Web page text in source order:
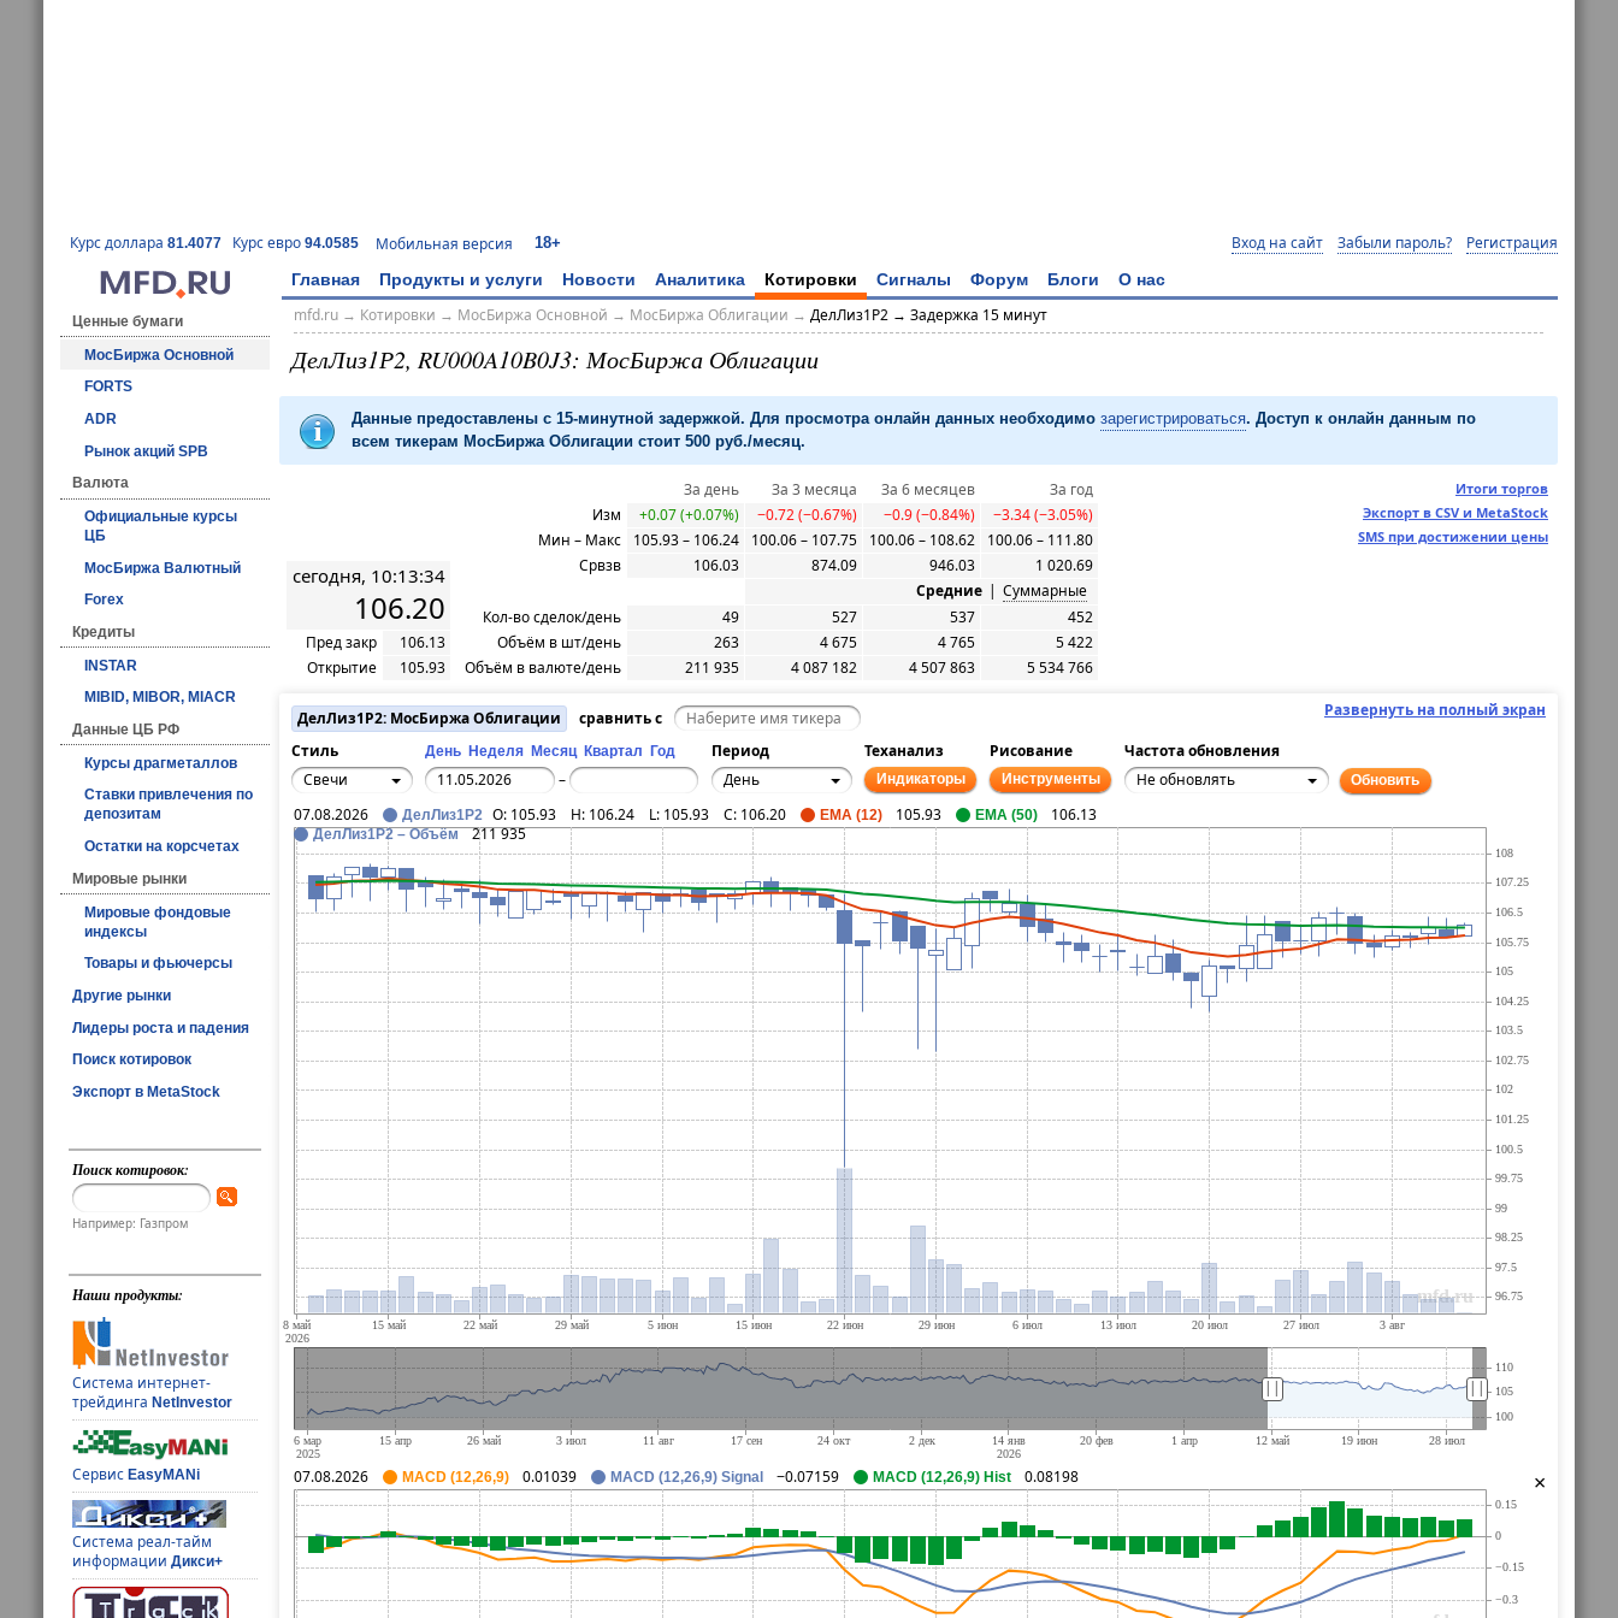
Курс доллара 81.4077 Курс евро 94.0585 Мобильная версия 18+ Вход на сайт Забыли пароль? Регистрация
Главная Продукты и услуги Новости Аналитика Котировки Сигналы Форум Блоги О нас
Ценные бумаги
МосБиржа Основной
FORTS
ADR
Рынок акций SPB
Валюта
Официальные курсы
ЦБ
МосБиржа Валютный
Forex
Кредиты
INSTAR
MIBID, MIBOR, MIACR
Данные ЦБ РФ
Курсы драгметаллов
Ставки привлечения по
депозитам
Остатки на корсчетах
Мировые рынки
Мировые фондовые
индексы
Товары и фьючерсы
Другие рынки
Лидеры роста и падения
Поиск котировок
Экспорт в MetaStock
Поиск котировок:
Например: Газпром
Наши продукты:
Система интернет-
трейдингаNetInvestor
СервисEasyMANi
Система реал-тайм
информацииДикси+
mfd.ru→ Котировки → МосБиржа Основной → МосБиржа Облигации → ДелЛиз1Р2 → Задержка 15 минут
ДелЛиз1Р2, RU000A10B0J3: МосБиржа Облигации
Данные предоставлены с 15-минутной задержкой. Для просмотра онлайн данных необходимо зарегистрироваться. Доступ к онлайн данным по
всем тикерам МосБиржа Облигации стоит 500 руб./месяц.
Итоги торгов
Экспорт в CSV и MetaStock
SMS при достижении цены
сегодня, 10:13:34
106.20
Пред закр
106.13
Открытие
105.93
За день За 3 месяца За 6 месяцев
За год
Изм
+0.07 (+0.07%) −0.72 (−0.67%) −0.9 (−0.84%)
−3.34 (−3.05%)
Мин – Макс
105.93 – 106.24 100.06 – 107.75 100.06 – 108.62
100.06 – 111.80
Срвзв
106.03 874.09 946.03
1 020.69
Средние | Суммарные
Кол-во сделок/день
49 527 537
452
Объём в шт/день
263 4 675 4 765
5 422
Объём в валюте/день
211 935 4 087 182 4 507 863 5 534 766
Развернуть на полный экран
ДелЛиз1Р2: МосБиржа Облигации
сравнить с
Стиль
День Неделя Месяц Квартал Год Период Теханализ Рисование
Частота обновления
Свечи
– День Индикаторы Инструменты Не обновлять Обновить
|| ||
×
07.08.2026 ДелЛиз1Р2 O: 105.93 H: 106.24 L: 105.93 C: 106.20 EMA (12) 105.93 EMA (50) 106.13
ДелЛиз1Р2 – Объём 211 935
07.08.2026 MACD (12,26,9) 0.01039 MACD (12,26,9) Signal −0.07159 MACD (12,26,9) Hist 0.08198